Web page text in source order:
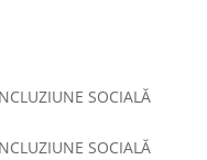
SOCIALĂ
SOCIALĂ